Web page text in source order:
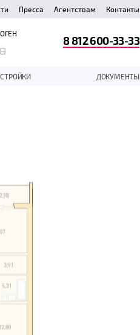
Пресса Агентствам Контакты
ДОКУМЕНТЫ
8 812 600-33-33